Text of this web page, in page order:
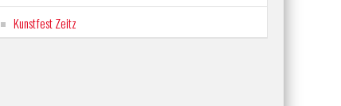
Kunstfest Zeitz